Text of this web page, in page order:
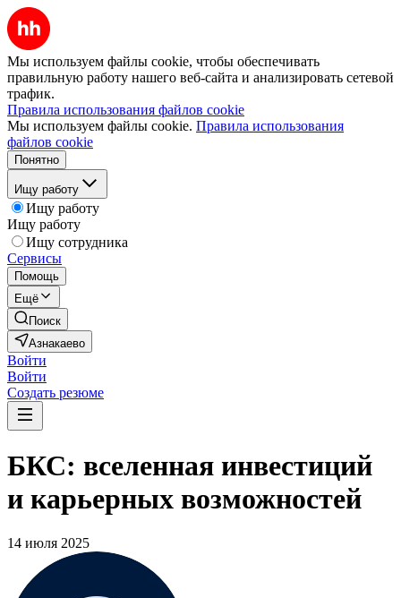
Мы используем файлы cookie, чтобы обеспечивать
правильную работу нашего веб-сайта и анализировать сетевой
трафик.
Правила использования файлов cookie
Мы используем файлы cookie. Правила использования
файлов cookie
Понятно
Ищу работу
Ищу работу
Ищу работу
Ищу сотрудника
Сервисы
Помощь
Ещё
Поиск
Азнакаево
Войти
Войти
Создать резюме
БКС: вселенная инвестиций
и карьерных возможностей
14 июля 2025